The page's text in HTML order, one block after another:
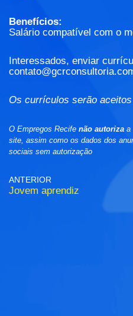
Benefícios:
Salário compatível com o
Interessados, enviar
Os currículos serão
O Empregos Recife não autoriza a
site, assim como os dados dos
sociais sem autorização
ANTERIOR
Jovem aprendiz